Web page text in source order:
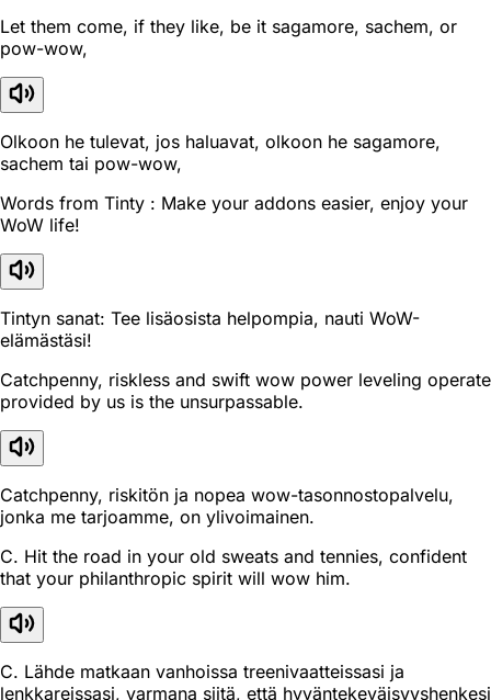
Let them come, if they like, be it sagamore, sachem, or
pow-wow,
Olkoon he tulevat, jos haluavat, olkoon he sagamore,
sachem tai pow-wow,
Words from Tinty : Make your addons easier, enjoy your
WoW life!
Tintyn sanat: Tee lisäosista helpompia, nauti WoW-
elämästäsi!
Catchpenny, riskless and swift wow power leveling operate
provided by us is the unsurpassable.
Catchpenny, riskitön ja nopea wow-tasonnostopalvelu,
jonka me tarjoamme, on ylivoimainen.
C. Hit the road in your old sweats and tennies, confident
that your philanthropic spirit will wow him.
C. Lähde matkaan vanhoissa treenivaatteissasi ja
lenkkareissasi, varmana siitä, että hyväntekeväisyyshenkesi